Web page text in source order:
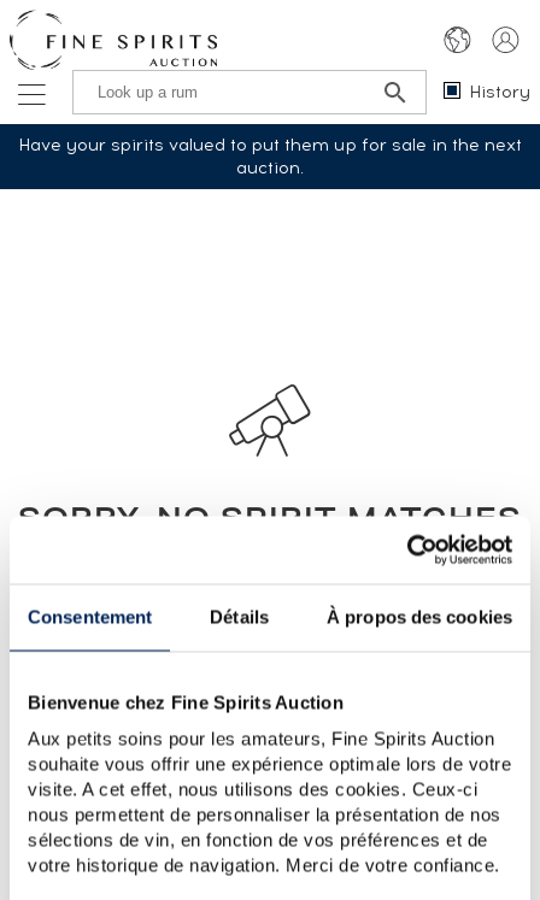
Consentement Détails À propos des cookies
Bienvenue chez Fine Spirits Auction
Aux petits soins pour les amateurs, Fine Spirits Auction
souhaite vous offrir une expérience optimale lors de votre
visite. A cet effet, nous utilisons des cookies. Ceux-ci
nous permettent de personnaliser la présentation de nos
sélections de vin, en fonction de vos préférences et de
votre historique de navigation. Merci de votre confiance.
History
Have your spirits valued to put them up for sale in the next
auction.
SORRY, NO SPIRIT MATCHES
WOULD YOU LIKE TO TRY
TIP:Check the spelling, word order or reduce your search
to one key word.
For further assistance, visit thehelp section.
You can also create an alert by clicking the button below.
Create a new alert